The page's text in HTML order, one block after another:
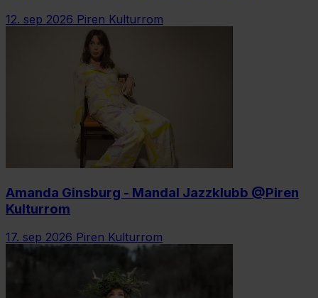
12. sep 2026 Piren Kulturrom
Amanda Ginsburg - Mandal Jazzklubb @Piren
Kulturrom
17. sep 2026 Piren Kulturrom